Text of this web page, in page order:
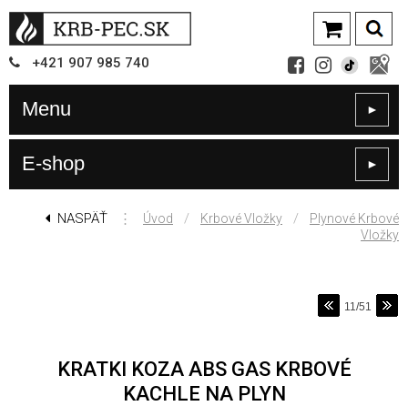
+421 907 985 740
Menu ►
E-shop ►
NASPÄŤ ⋮ Úvod / Krbové Vložky /
Plynové Krbové
Vložky
11/51
KRATKI KOZA ABS GAS KRBOVÉ
KACHLE NA PLYN